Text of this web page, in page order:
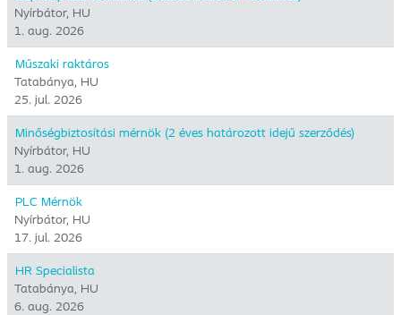
Nyírbátor, HU
1. aug. 2026
Műszaki raktáros
Tatabánya, HU
25. jul. 2026
Minőségbiztosítási mérnök (2 éves határozott idejű szerződés)
Nyírbátor, HU
1. aug. 2026
PLC Mérnök
Nyírbátor, HU
17. jul. 2026
HR Specialista
Tatabánya, HU
6. aug. 2026